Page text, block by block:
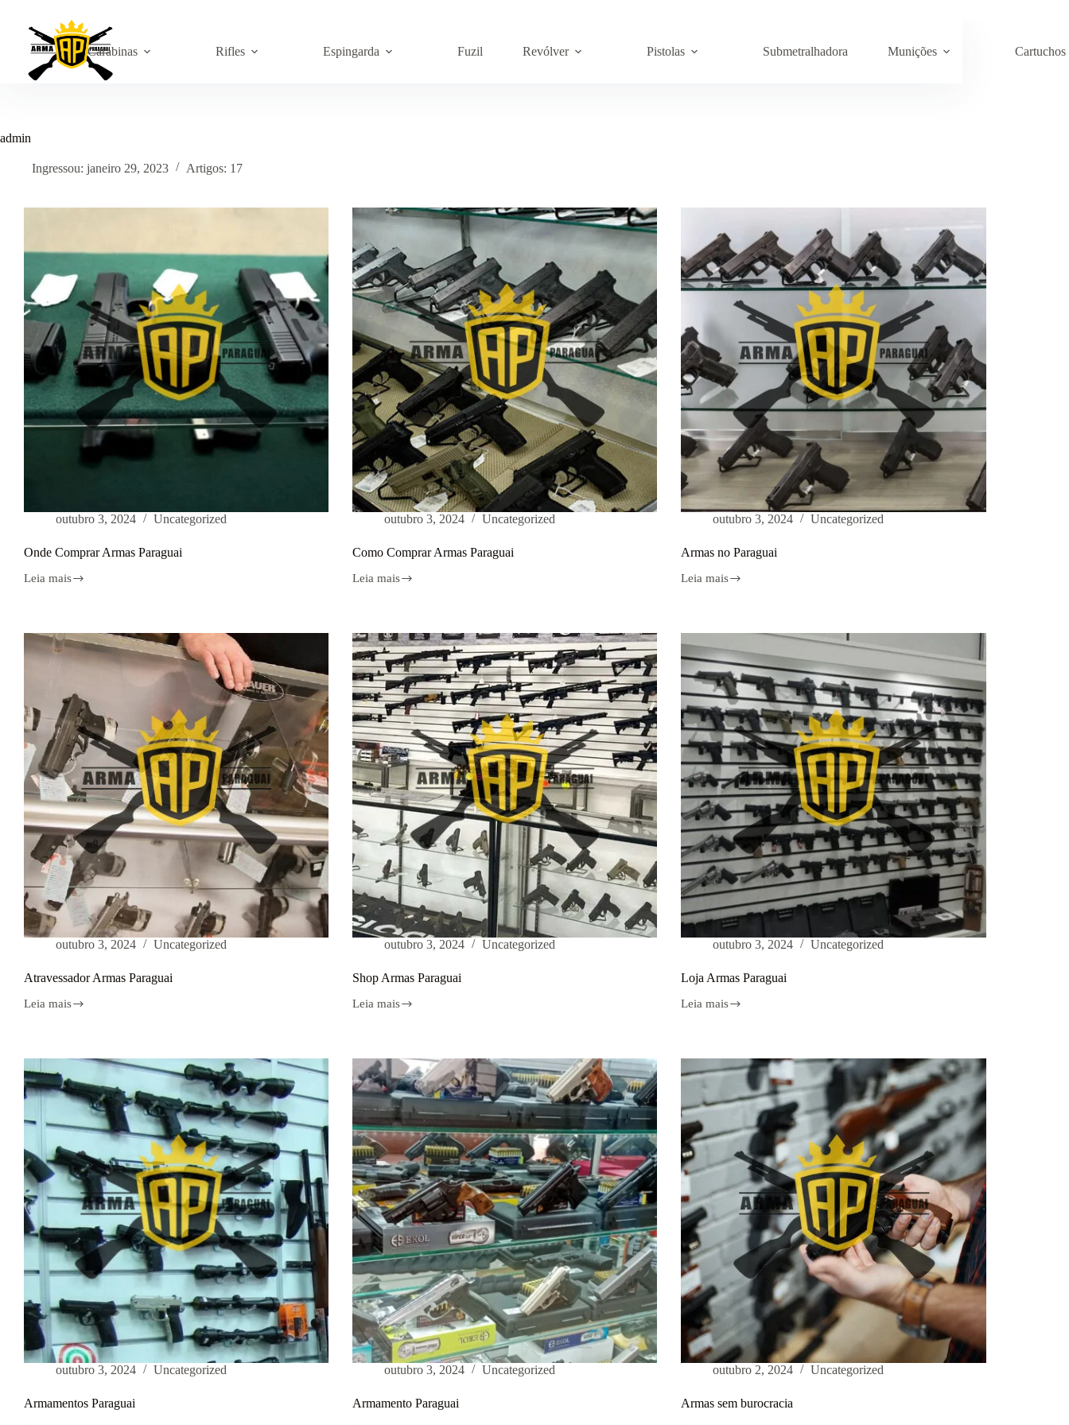
conteúdo
Carabinas Rifles Espingarda Fuzil Revólver Pistolas Submetralhadora Munições Cartuchos
admin
Ingressou: janeiro 29, 2023 Artigos: 17
outubro 3, 2024 Uncategorized
Onde Comprar Armas Paraguai
Leia mais
Onde
outubro 3, 2024 Uncategorized
Como Comprar Armas Paraguai
Leia mais
Como
outubro 3, 2024 Uncategorized
Armas no Paraguai
Leia mais
Armas
outubro 3, 2024 Uncategorized
Atravessador Armas Paraguai
Leia mais
Atravessador
outubro 3, 2024 Uncategorized
Shop Armas Paraguai
Leia mais
Shop
outubro 3, 2024 Uncategorized
Loja Armas Paraguai
Leia mais
Loja
outubro 3, 2024 Uncategorized
Armamentos Paraguai
outubro 3, 2024 Uncategorized
Armamento Paraguai
outubro 2, 2024 Uncategorized
Armas sem burocracia